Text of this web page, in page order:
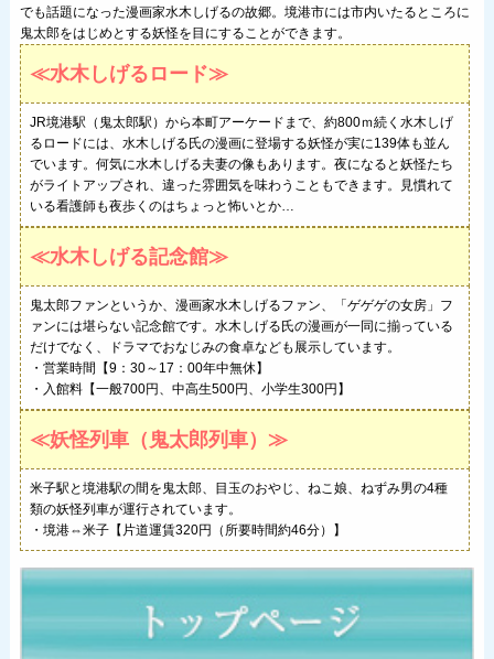
でも話題になった漫画家水木しげるの故郷。境港市には市内いたるところに
鬼太郎をはじめとする妖怪を目にすることができます。
≪水木しげるロード≫
JR境港駅（鬼太郎駅）から本町アーケードまで、約800ｍ続く水木しげ
るロードには、水木しげる氏の漫画に登場する妖怪が実に139体も並ん
でいます。何気に水木しげる夫妻の像もあります。夜になると妖怪たち
がライトアップされ、違った雰囲気を味わうこともできます。見慣れて
いる看護師も夜歩くのはちょっと怖いとか…
≪水木しげる記念館≫
鬼太郎ファンというか、漫画家水木しげるファン、「ゲゲゲの女房」フ
ァンには堪らない記念館です。水木しげる氏の漫画が一同に揃っている
だけでなく、ドラマでおなじみの食卓なども展示しています。
・営業時間【9：30～17：00年中無休】
・入館料【一般700円、中高生500円、小学生300円】
≪妖怪列車（鬼太郎列車）≫
米子駅と境港駅の間を鬼太郎、目玉のおやじ、ねこ娘、ねずみ男の4種
類の妖怪列車が運行されています。
・境港⇔米子【片道運賃320円（所要時間約46分）】